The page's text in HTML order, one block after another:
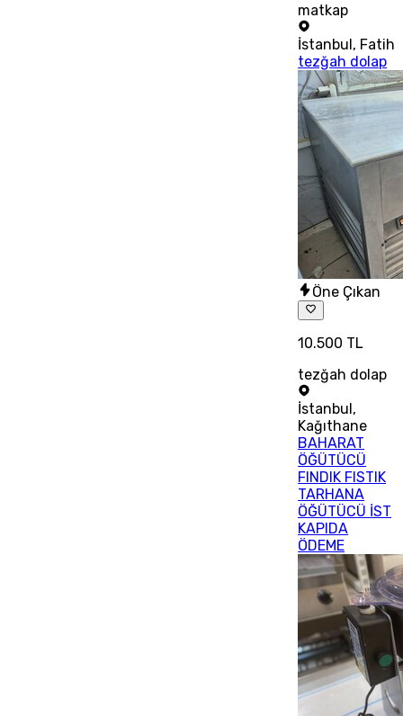
matkap
İstanbul, Fatih
tezğah dolap
Öne Çıkan
10.500 TL
tezğah dolap
İstanbul ,
Kağıthane
BAHARAT
ÖĞÜTÜCÜ
FINDIK FISTIK
TARHANA
ÖĞÜTÜCÜ İST
KAPIDA
ÖDEME